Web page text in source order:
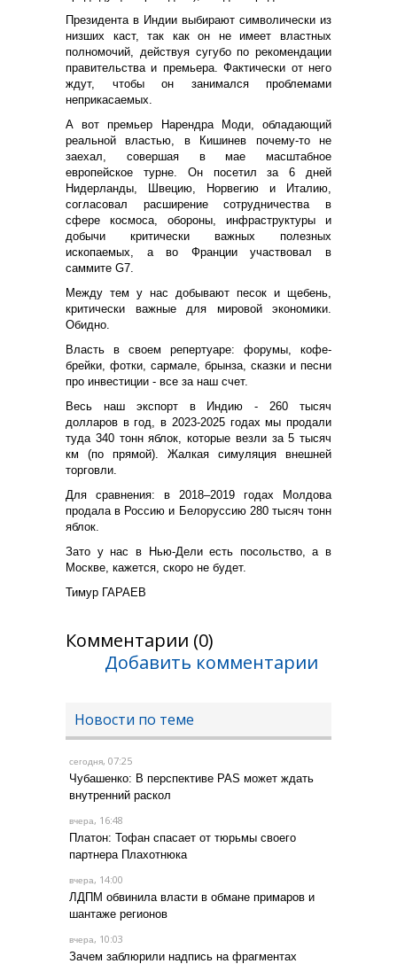
Президента в Индии выбирают символически из
низших каст, так как он не имеет властных
полномочий, действуя сугубо по рекомендации
правительства и премьера. Фактически от него
ждут, чтобы он занимался проблемами
неприкасаемых.
А вот премьер Нарендра Моди, обладающий
реальной властью, в Кишинев почему-то не
заехал, совершая в мае масштабное
европейское турне. Он посетил за 6 дней
Нидерланды, Швецию, Норвегию и Италию,
согласовал расширение сотрудничества в
сфере космоса, обороны, инфраструктуры и
добычи критически важных полезных
ископаемых, а во Франции участвовал в
саммите G7.
Между тем у нас добывают песок и щебень,
критически важные для мировой экономики.
Обидно.
Власть в своем репертуаре: форумы, кофе-
брейки, фотки, сармале, брынза, сказки и песни
про инвестиции - все за наш счет.
Весь наш экспорт в Индию - 260 тысяч
долларов в год, в 2023-2025 годах мы продали
туда 340 тонн яблок, которые везли за 5 тысяч
км (по прямой). Жалкая симуляция внешней
торговли.
Для сравнения: в 2018–2019 годах Молдова
продала в Россию и Белоруссию 280 тысяч тонн
яблок.
Зато у нас в Нью-Дели есть посольство, а в
Москве, кажется, скоро не будет.
Тимур ГАРАЕВ
Комментарии (0)
Добавить комментарии
Новости по теме
сегодня, 07:25
Чубашенко: В перспективе PAS может ждать
внутренний раскол
вчера, 16:48
Платон: Тофан спасает от тюрьмы своего
партнера Плахотнюка
вчера, 14:00
ЛДПМ обвинила власти в обмане примаров и
шантаже регионов
вчера, 10:03
Зачем заблюрили надпись на фрагментах